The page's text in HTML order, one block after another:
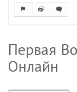
Первая
Онлайн